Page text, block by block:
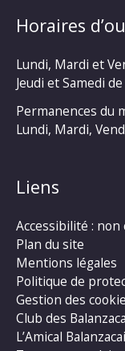
Horaires
Lundi, Mardi et
Jeudi et Samedi
Permanences du
Lundi, Mardi,
Liens
Accessibilité :
Plan du site
Mentions légales
Politique de
Gestion des
Club des
L’Amical